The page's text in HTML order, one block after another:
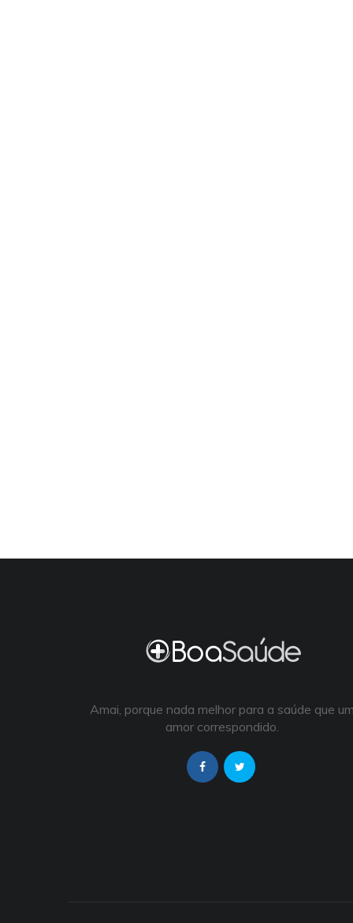
Amai, porque nada melhor para a saúde que
amor correspondido.